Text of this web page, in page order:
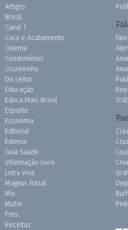
Artigos
Brasil
Canal 1
Casa e Acabamento
Cinema
Condomínios
Cruzeirinho
Do Leitor
Educação
Educa Mais Brasil
Esporte
Economia
Editorial
Exterior
Guia Saúde
Informação Livre
Letra Viva
Magnus Futsal
Mix
Motor
Pets
Receitas
Burh